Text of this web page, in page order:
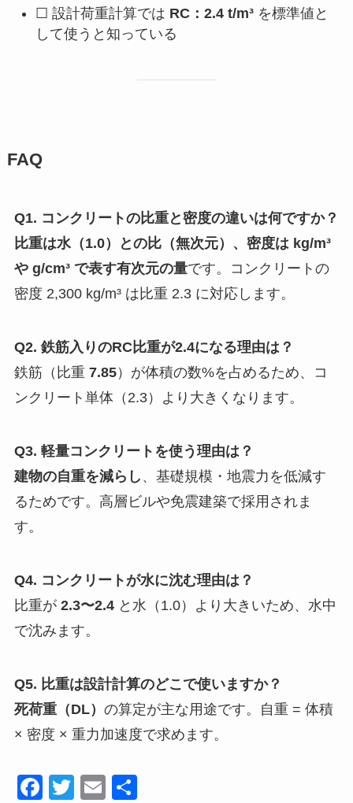
☐ 設計荷重計算では RC：2.4 t/m³を標準値と
して使うと知っている
FAQ
Q1. コンクリートの比重と密度の違いは何ですか？
比重は水（1.0）との比（無次元）、密度は kg/m³
や g/cm³ で表す有次元の量です。コンクリートの
密度 2,300 kg/m³ は比重 2.3 に対応します。
Q2. 鉄筋入りのRC比重が2.4になる理由は？
鉄筋（比重 7.85）が体積の数%を占めるため、コ
ンクリート単体（2.3）より大きくなります。
Q3. 軽量コンクリートを使う理由は？
建物の自重を減らし 、基礎規模・地震力を低減す
るためです。高層ビルや免震建築で採用されま
す。
Q4. コンクリートが水に沈む理由は？
比重が 2.3〜2.4と水（1.0）より大きいため、水中
で沈みます。
Q5. 比重は設計計算のどこで使いますか？
死荷重（DL） の算定が主な用途です。自重 = 体積
× 密度 × 重力加速度で求めます。
F
T
E